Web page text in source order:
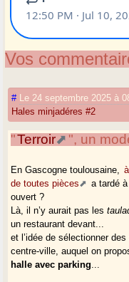
Vos
# Le 24 septembre 2025 à
Hales minjadéres #2
"Terroir ", un
En Gascogne toulousaine, à
de toutes pièces
a tardé
ouvert ?
Là, il n’y aurait pas les
un restaurant devant...
et l’idée de sélectionner
centre-ville, auquel on
halle avec parking...